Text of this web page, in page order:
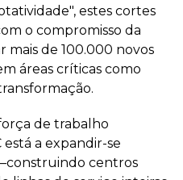
estes cortes
o compromisso da
mais de 100.000 novos
áreas críticas como
de trabalho
a expandir-se
centros